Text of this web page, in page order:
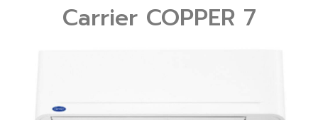
Carrier COPPER 7